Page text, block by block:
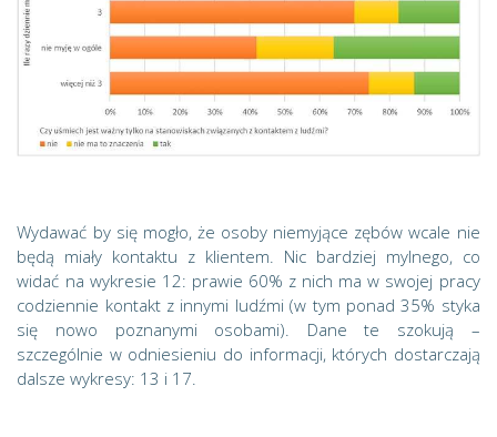
Wydawać by się mogło, że osoby niemyjące zębów wcale nie
będą miały kontaktu z klientem. Nic bardziej mylnego, co
widać na wykresie 12: prawie 60% z nich ma w swojej pracy
codziennie kontakt z innymi ludźmi (w tym ponad 35% styka
się nowo poznanymi osobami). Dane te szokują –
szczególnie w odniesieniu do informacji, których dostarczają
dalsze wykresy: 13 i 17.